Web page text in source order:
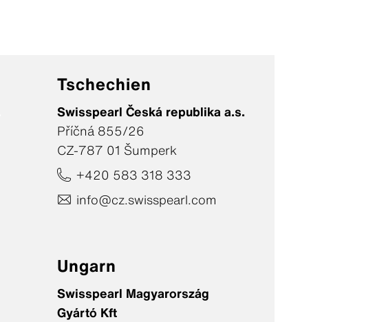
Tschechien
Swisspearl Česká republika a.s.
Příčná 855/26
CZ-787 01 Šumperk
+420 583 318 333
info@cz.swisspearl.com
Ungarn
Swisspearl Magyarország
Gyártó Kft